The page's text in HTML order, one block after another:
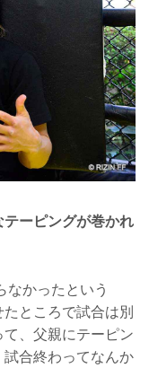
ーピングが巻かれ
なかったという
ところで試合は別
、父親にテーピン
合終わってなんか